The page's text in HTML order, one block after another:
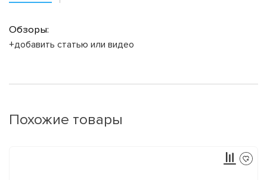
Обзоры:
+добавить статью или видео
Похожие товары